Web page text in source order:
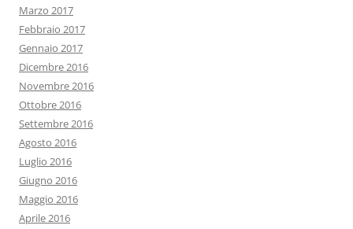
Marzo 2017
Febbraio 2017
Gennaio 2017
Dicembre 2016
Novembre 2016
Ottobre 2016
Settembre 2016
Agosto 2016
Luglio 2016
Giugno 2016
Maggio 2016
Aprile 2016